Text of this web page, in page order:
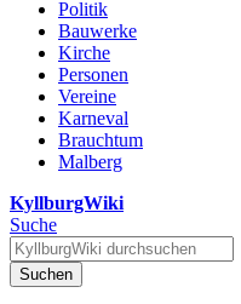
Politik
Bauwerke
Kirche
Personen
Vereine
Karneval
Brauchtum
Malberg
KyllburgWiki
Suche
Suchen